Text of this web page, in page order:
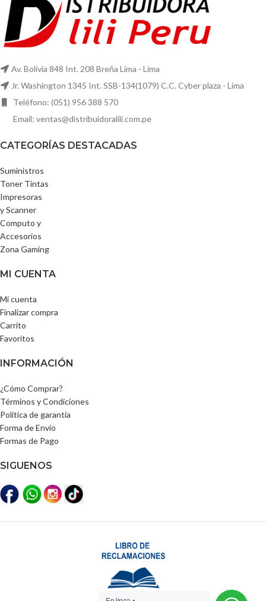
Av. Bolivia 848 Int. 208 Breña Lima - Lima
Jr. Washington 1345 Int. SSB-134(1079) C.C. Cyber plaza - Lima
Teléfono: (051) 956 388 570
Email: ventas@distribuidoralili.com.pe
CATEGORÍAS DESTACADAS
Suministros
Toner Tintas
Impresoras
y Scanner
Computo y
Accesorios
Zona Gaming
MI CUENTA
Mi cuenta
Finalizar compra
Carrito
Favoritos
INFORMACIÓN
¿Cómo Comprar?
Términos y Condiciones
Política de garantía
Forma de Envío
Formas de Pago
SIGUENOS